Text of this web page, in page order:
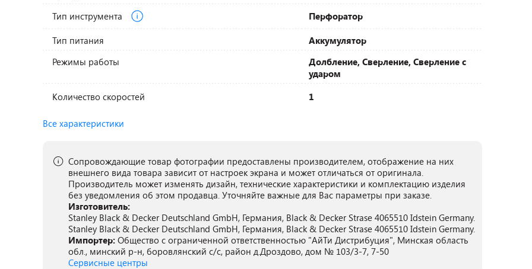
Тип инструмента
Перфоратор
Тип питания
Аккумулятор
Режимы работы
Долбление, Сверление, Сверление с
ударом
Количество скоростей
1
Все характеристики
Сопровождающие товар фотографии предоставлены производителем, отображение на них
внешнего вида товара зависит от настроек экрана и может отличаться от оригинала.
Производитель может изменять дизайн, технические характеристики и комплектацию изделия
без уведомления об этом продавца. Уточняйте важные для Вас параметры при заказе.
Изготовитель:
Stanley Black & Decker Deutschland GmbH, Германия, Black & Decker Strase 4065510 Idstein Germany.
Stanley Black & Decker Deutschland GmbH, Германия, Black & Decker Strase 4065510 Idstein Germany.
Импортер: Общество с ограниченной ответственностью "АйТи Дистрибуция", Минская область
обл., минский р-н, боровлянский с/с, район д.Дроздово, дом № 103/3-7, 7-50
Сервисные центры